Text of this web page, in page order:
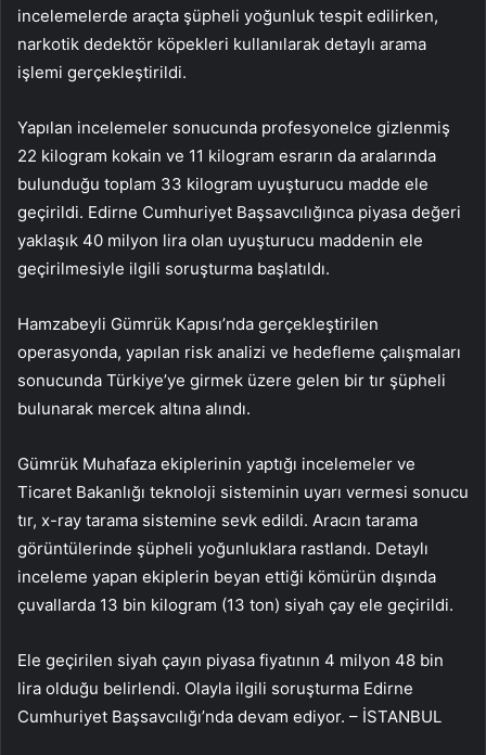
incelemelerde araçta şüpheli yoğunluk tespit edilirken,
narkotik dedektör köpekleri kullanılarak detaylı arama
işlemi gerçekleştirildi.
Yapılan incelemeler sonucunda profesyonelce gizlenmiş
22 kilogram kokain ve 11 kilogram esrarın da aralarında
bulunduğu toplam 33 kilogram uyuşturucu madde ele
geçirildi. Edirne Cumhuriyet Başsavcılığınca piyasa değeri
yaklaşık 40 milyon lira olan uyuşturucu maddenin ele
geçirilmesiyle ilgili soruşturma başlatıldı.
Hamzabeyli Gümrük Kapısı’nda gerçekleştirilen
operasyonda, yapılan risk analizi ve hedefleme çalışmaları
sonucunda Türkiye’ye girmek üzere gelen bir tır şüpheli
bulunarak mercek altına alındı.
Gümrük Muhafaza ekiplerinin yaptığı incelemeler ve
Ticaret Bakanlığı teknoloji sisteminin uyarı vermesi sonucu
tır, x-ray tarama sistemine sevk edildi. Aracın tarama
görüntülerinde şüpheli yoğunluklara rastlandı. Detaylı
inceleme yapan ekiplerin beyan ettiği kömürün dışında
çuvallarda 13 bin kilogram (13 ton) siyah çay ele geçirildi.
Ele geçirilen siyah çayın piyasa fiyatının 4 milyon 48 bin
lira olduğu belirlendi. Olayla ilgili soruşturma Edirne
Cumhuriyet Başsavcılığı’nda devam ediyor. – İSTANBUL